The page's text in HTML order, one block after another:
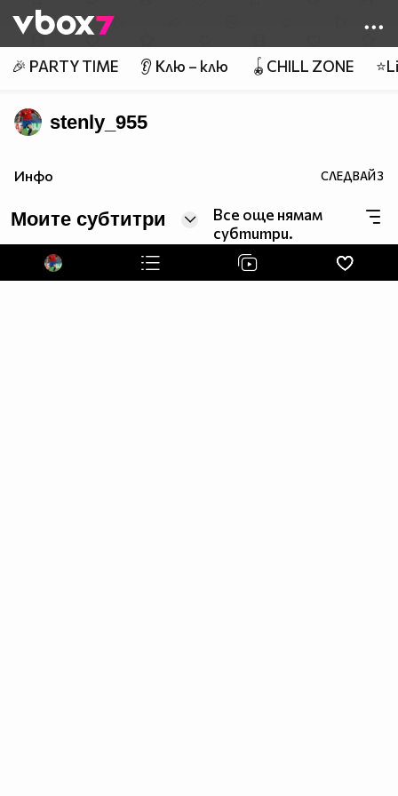
👾
🎉 PARTY TIME 👂 Клю – клю 🪀CHILL ZONE
stenly_955
Инфо СЛЕДВАЙ3
Моите субтитри
Все още нямам
субтитри.